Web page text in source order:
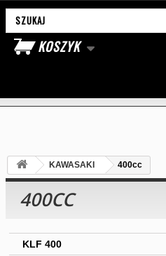
KOSZYK
Wyszukaj produkt
KAWASAKI 400cc
400CC
KLF 400